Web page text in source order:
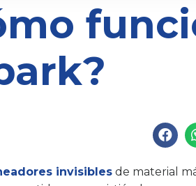
invisibles de material